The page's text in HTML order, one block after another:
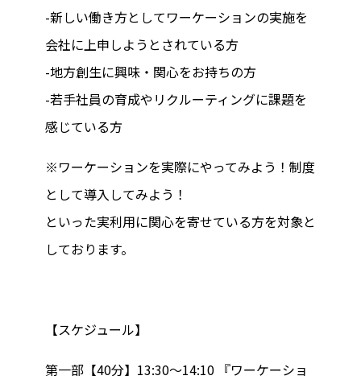
-新しい働き方としてワーケーションの実施を
会社に上申しようとされている方
-地方創生に興味・関心をお持ちの方
-若手社員の育成やリクルーティングに課題を
感じている方
※ワーケーションを実際にやってみよう！制度
として導入してみよう！
といった実利用に関心を寄せている方を対象と
しております。
【スケジュール】
第⼀部【40分】13:30〜14:10 『ワーケーショ